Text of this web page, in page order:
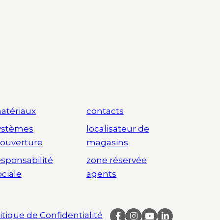
contacts
localisateur de
magasins
zone réservée
agents
de Confidentialité